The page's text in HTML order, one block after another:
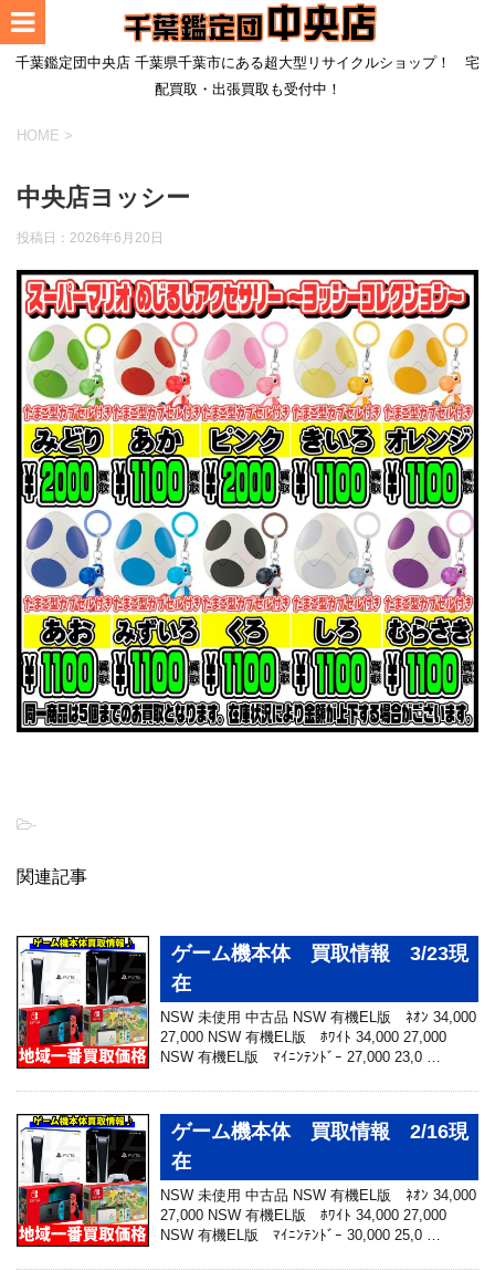
千葉鑑定団中央店 千葉県千葉市にある超大型リサイクルショップ！ 宅
配買取・出張買取も受付中！
HOME >
中央店ヨッシー
投稿日： 2026年6月20日
-
関連記事
ゲーム機本体 買取情報 3/23現
在
NSW 未使用 中古品 NSW 有機EL版 ﾈｵﾝ 34,000
27,000 NSW 有機EL版 ﾎﾜｲﾄ 34,000 27,000
NSW 有機EL版 ﾏｲﾆﾝﾃﾝﾄﾞｰ 27,000 23,0 …
ゲーム機本体 買取情報 2/16現
在
NSW 未使用 中古品 NSW 有機EL版 ﾈｵﾝ 34,000
27,000 NSW 有機EL版 ﾎﾜｲﾄ 34,000 27,000
NSW 有機EL版 ﾏｲﾆﾝﾃﾝﾄﾞｰ 30,000 25,0 …